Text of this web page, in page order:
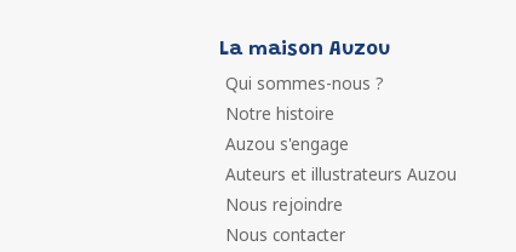
La maison Auzou
Qui sommes-nous ?
Notre histoire
Auzou s'engage
Auteurs et illustrateurs Auzou
Nous rejoindre
Nous contacter